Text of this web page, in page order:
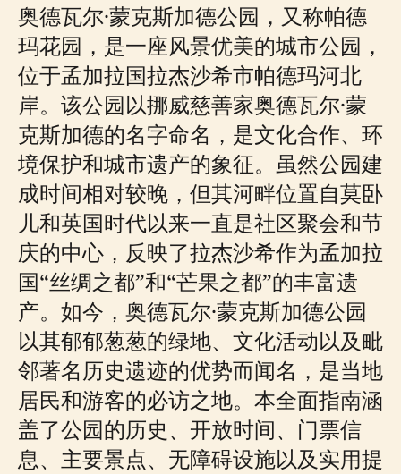
奥德瓦尔·蒙克斯加德公园，又称帕德
玛花园，是一座风景优美的城市公园，
位于孟加拉国拉杰沙希市帕德玛河北
岸。该公园以挪威慈善家奥德瓦尔·蒙
克斯加德的名字命名，是文化合作、环
境保护和城市遗产的象征。虽然公园建
成时间相对较晚，但其河畔位置自莫卧
儿和英国时代以来一直是社区聚会和节
庆的中心，反映了拉杰沙希作为孟加拉
国“丝绸之都”和“芒果之都”的丰富遗
产。如今，奥德瓦尔·蒙克斯加德公园
以其郁郁葱葱的绿地、文化活动以及毗
邻著名历史遗迹的优势而闻名，是当地
居民和游客的必访之地。本全面指南涵
盖了公园的历史、开放时间、门票信
息、主要景点、无障碍设施以及实用提